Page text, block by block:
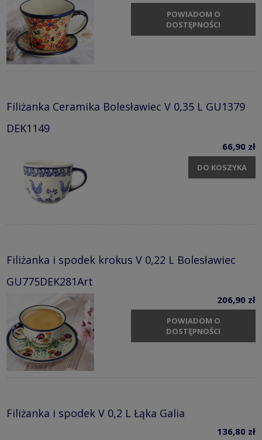
POWIADOM O
DOSTĘPNOŚCI
Filiżanka Ceramika Bolesławiec V 0,35 L GU1379
DEK1149
66,90 zł
DO KOSZYKA
Filiżanka i spodek krokus V 0,22 L Bolesławiec
GU775DEK281Art
206,90 zł
POWIADOM O
DOSTĘPNOŚCI
Filiżanka i spodek V 0,2 L Łąka Galia
136,80 zł